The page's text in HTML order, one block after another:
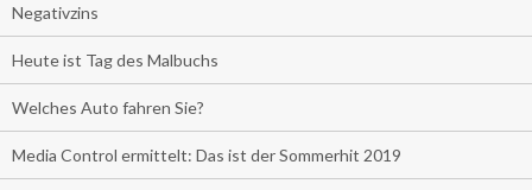
Negativzins
Heute ist Tag des Malbuchs
Welches Auto fahren Sie?
Media Control ermittelt: Das ist der Sommerhit 2019